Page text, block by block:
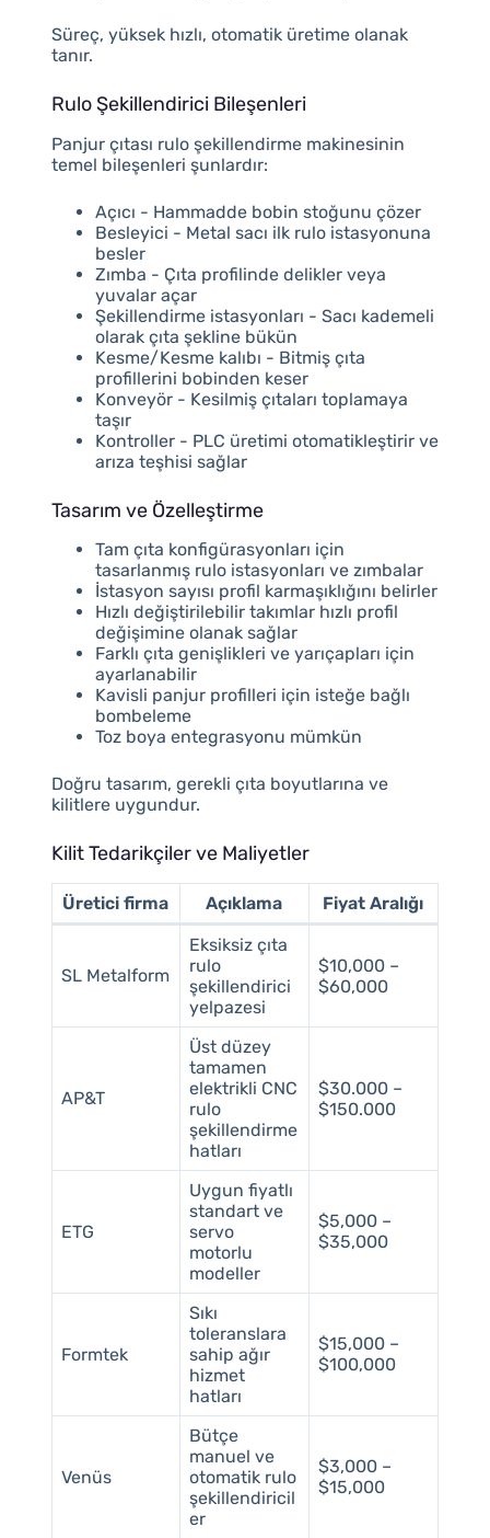
Süreç, yüksek hızlı, otomatik üretime olanak
tanır.
Rulo Şekillendirici Bileşenleri
Panjur çıtası rulo şekillendirme makinesinin
temel bileşenleri şunlardır:
Açıcı - Hammadde bobin stoğunu çözer
Besleyici - Metal sacı ilk rulo istasyonuna
besler
Zımba - Çıta profilinde delikler veya
yuvalar açar
Şekillendirme istasyonları - Sacı kademeli
olarak çıta şekline bükün
Kesme/Kesme kalıbı - Bitmiş çıta
profillerini bobinden keser
Konveyör - Kesilmiş çıtaları toplamaya
taşır
Kontroller - PLC üretimi otomatikleştirir ve
arıza teşhisi sağlar
Tasarım ve Özelleştirme
Tam çıta konfigürasyonları için
tasarlanmış rulo istasyonları ve zımbalar
İstasyon sayısı profil karmaşıklığını belirler
Hızlı değiştirilebilir takımlar hızlı profil
değişimine olanak sağlar
Farklı çıta genişlikleri ve yarıçapları için
ayarlanabilir
Kavisli panjur profilleri için isteğe bağlı
bombeleme
Toz boya entegrasyonu mümkün
Doğru tasarım, gerekli çıta boyutlarına ve
kilitlere uygundur.
Kilit Tedarikçiler ve Maliyetler
Üretici firma Açıklama Fiyat Aralığı
SL Metalform
Eksiksiz çıta
rulo
şekillendirici
yelpazesi
$10,000 –
$60,000
AP&T
Üst düzey
tamamen
elektrikli CNC
rulo
şekillendirme
hatları
$30.000 –
$150.000
ETG
Uygun fiyatlı
standart ve
servo
motorlu
modeller
$5,000 –
$35,000
Formtek
Sıkı
toleranslara
sahip ağır
hizmet
hatları
$15,000 –
$100,000
Venüs
Bütçe
manuel ve
otomatik rulo
şekillendiricil
er
$3,000 –
$15,000